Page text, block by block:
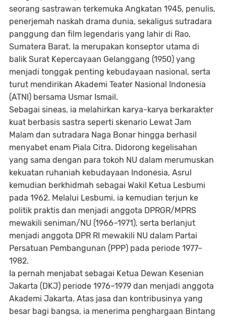
seorang sastrawan terkemuka Angkatan 1945, penulis,
penerjemah naskah drama dunia, sekaligus sutradara
panggung dan film legendaris yang lahir di Rao,
Sumatera Barat. Ia merupakan konseptor utama di
balik Surat Kepercayaan Gelanggang (1950) yang
menjadi tonggak penting kebudayaan nasional, serta
turut mendirikan Akademi Teater Nasional Indonesia
(ATNI) bersama Usmar Ismail.
Sebagai sineas, ia melahirkan karya-karya berkarakter
kuat berbasis sastra seperti skenario Lewat Jam
Malam dan sutradara Naga Bonar hingga berhasil
menyabet enam Piala Citra. Didorong kegelisahan
yang sama dengan para tokoh NU dalam merumuskan
kekuatan ruhaniah kebudayaan Indonesia, Asrul
kemudian berkhidmah sebagai Wakil Ketua Lesbumi
pada 1962. Melalui Lesbumi, ia kemudian terjun ke
politik praktis dan menjadi anggota DPRGR/MPRS
mewakili seniman/NU (1966–1971), serta berlanjut
menjadi anggota DPR RI mewakili NU dalam Partai
Persatuan Pembangunan (PPP) pada periode 1977–
1982.
Ia pernah menjabat sebagai Ketua Dewan Kesenian
Jakarta (DKJ) periode 1976–1979 dan menjadi anggota
Akademi Jakarta. Atas jasa dan kontribusinya yang
besar bagi bangsa, ia menerima penghargaan Bintang